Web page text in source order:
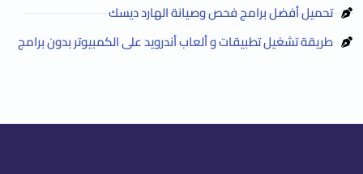
تحميل أفضل برامج فحص وصيانة الهارد ديسك
طريقة تشغيل تطبيقات و ألعاب أندرويد على الكمبيوتر بدون برامج